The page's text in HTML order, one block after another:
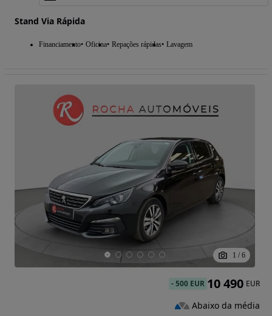
Stand Via Rápida
Financiamento Oficina Repações rápidas Lavagem
1 / 6
-500 EUR 10 490 EUR
Abaixo da média